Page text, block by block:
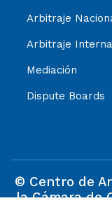
Arbitraje
Arbitraje
Mediación
Dispute Boards
© Centro de
la Cámara de